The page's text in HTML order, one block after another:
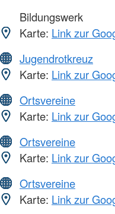
Bildungswerk
Karte: Link zur
Jugendrotkreuz
Karte: Link zur
Ortsvereine
Karte: Link zur
Ortsvereine
Karte: Link zur
Ortsvereine
Karte: Link zur